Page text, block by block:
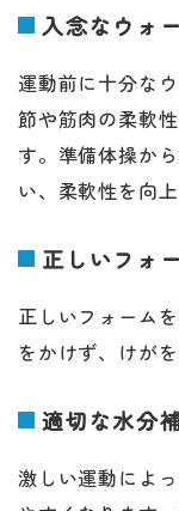
入念なウォ
運動前に十分な
節や筋肉の柔軟
す。準備体操か
い、柔軟性を向
正しいフォ
正しいフォーム
をかけず、けが
適切な水分
激しい運動によ